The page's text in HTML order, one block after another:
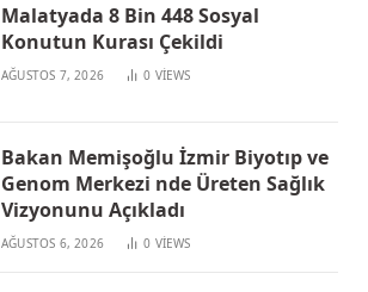
Malatyada 8 Bin 448 Sosyal
Konutun Kurası Çekildi
AĞUSTOS 7, 2026 0 VIEWS
Bakan Memişoğlu İzmir Biyotıp ve
Genom Merkezi nde Üreten Sağlık
Vizyonunu Açıkladı
AĞUSTOS 6, 2026 0 VIEWS